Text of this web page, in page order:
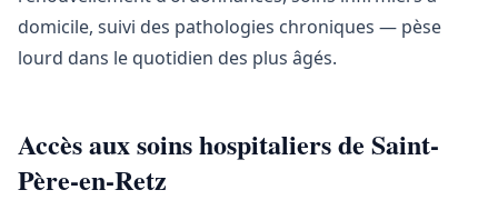
domicile, suivi des pathologies chroniques — pèse
lourd dans le quotidien des plus âgés.
Accès aux soins hospitaliers de Saint-
Père-en-Retz